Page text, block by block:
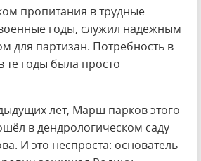
пропитания в трудные
годы, служил надежным
для партизан. Потребность в
те годы была просто
лет, Марш парков этого
в дендрологическом саду
И это неспроста: основатель